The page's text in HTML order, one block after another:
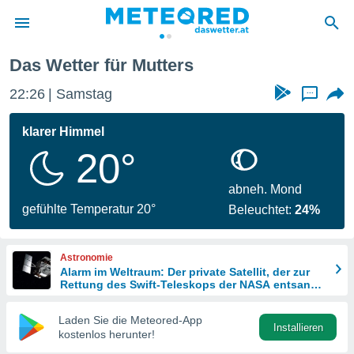
wurde
dass
sind.
diese
Das Wetter für Mutters
22:26 Samstag ...
klarer Himmel
20°
gefühlte Temperatur 20°
abneh. Mond
Beleuchtet:24%
Astronomie
Alarm im Weltraum: Der private Satellit, der zur
Rettung des Swift-Teleskops der NASA entsandt
Laden Sie die Meteored-App
kostenlos herunter!
Installieren